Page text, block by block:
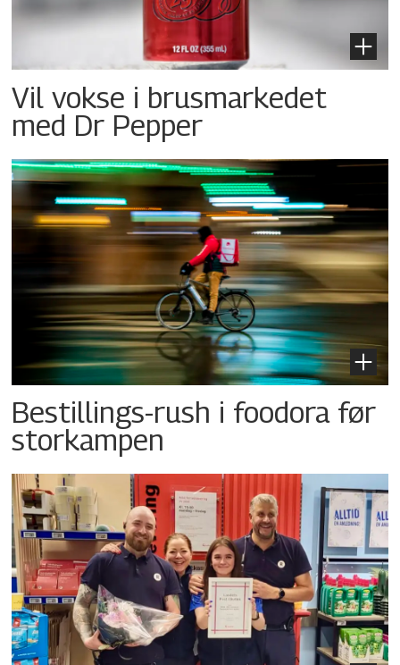
Vil vokse i brusmarkedet
med Dr Pepper
Bestillings-rush i foodora før
storkampen